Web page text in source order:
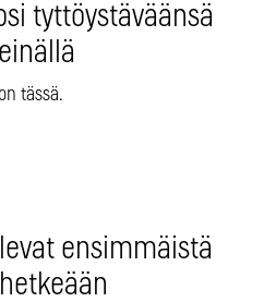
tyttöystäväänsä
tässä.
ensimmäistä